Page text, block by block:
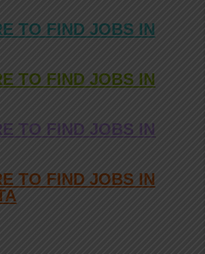
TO FIND JOBS IN
TO FIND JOBS IN
TO FIND JOBS IN
TO FIND JOBS IN